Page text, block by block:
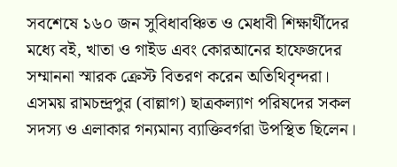
সবশেষে ১৬০ জন সুবিধাবঞ্চিত ও মেধাবী শিক্ষার্থীদের
মধ্যে বই, খাতা ও গাইড এবং কোরআনের হাফেজদের
সম্মাননা স্মারক ক্রেস্ট বিতরণ করেন অতিথিবৃন্দরা।
এসময় রামচন্দ্রপুর (বাল্লাগ) ছাত্রকল্যাণ পরিষদের সকল
সদস্য ও এলাকার গন্যমান্য ব্যাক্তিবর্গরা উপস্থিত ছিলেন।